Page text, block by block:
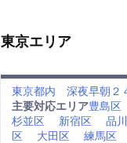
東京エリア
東京都内 深夜早朝２
主要対応エリア豊島区
杉並区
新宿区 品
区
大田区 練馬区